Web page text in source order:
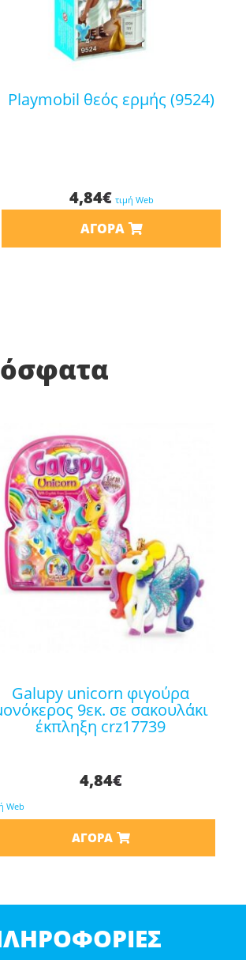
playmobil θεός ερμής (9524)
4,84€ τιμή Web
ΑΓΟΡΆ
galupy unicorn φιγούρα
9εκ. σε σακουλάκι
έκπληξη crz17739
4,84€
Web
ΑΓΟΡΆ